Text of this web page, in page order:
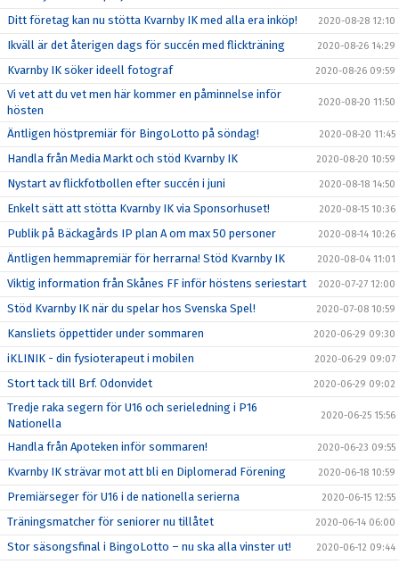
Ditt företag kan nu stötta Kvarnby IK med alla era inköp! 2020-08-28 12:10
Ikväll är det återigen dags för succén med flickträning 2020-08-26 14:29
Kvarnby IK söker ideell fotograf 2020-08-26 09:59
Vi vet att du vet men här kommer en påminnelse inför
hösten
2020-08-20 11:50
Äntligen höstpremiär för BingoLotto på söndag! 2020-08-20 11:45
Handla från Media Markt och stöd Kvarnby IK 2020-08-20 10:59
Nystart av flickfotbollen efter succén i juni 2020-08-18 14:50
Enkelt sätt att stötta Kvarnby IK via Sponsorhuset! 2020-08-15 10:36
Publik på Bäckagårds IP plan A om max 50 personer 2020-08-14 10:26
Äntligen hemmapremiär för herrarna! Stöd Kvarnby IK 2020-08-04 11:01
Viktig information från Skånes FF inför höstens seriestart 2020-07-27 12:00
Stöd Kvarnby IK när du spelar hos Svenska Spel! 2020-07-08 10:59
Kansliets öppettider under sommaren 2020-06-29 09:30
iKLINIK - din fysioterapeut i mobilen 2020-06-29 09:07
Stort tack till Brf. Odonvidet 2020-06-29 09:02
Tredje raka segern för U16 och serieledning i P16
Nationella
2020-06-25 15:56
Handla från Apoteken inför sommaren! 2020-06-23 09:55
Kvarnby IK strävar mot att bli en Diplomerad Förening 2020-06-18 10:59
Premiärseger för U16 i de nationella serierna 2020-06-15 12:55
Träningsmatcher för seniorer nu tillåtet 2020-06-14 06:00
Stor säsongsfinal i BingoLotto – nu ska alla vinster ut! 2020-06-12 09:44